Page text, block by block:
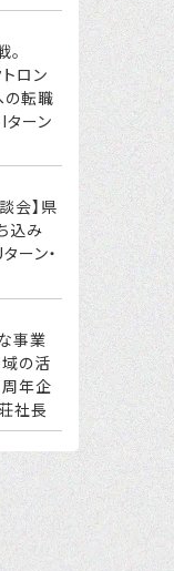
ロン
転職
ターン
会】県
込み
ーン・
事業
域の活
周年企
社長